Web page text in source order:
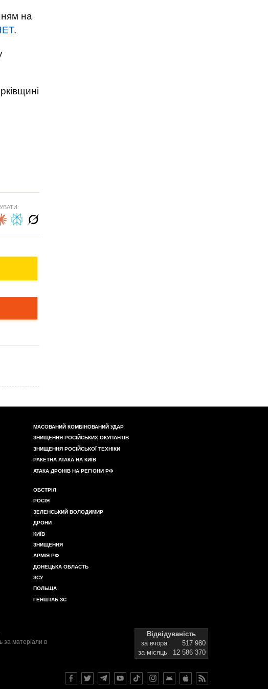
на
.
МАСОВАНИЙ КОМБІНОВАНИЙ УДАР
ЗНИЩЕННЯ РОСІЙСЬКИХ ОКУПАНТІВ
ЗНИЩЕННЯ РОСІЙСЬКОЇ ТЕХНІКИ
РАКЕТНА АТАКА НА КИЇВ
АТАКА ДРОНІВ НА РЕГІОНИ РФ
ОБСТРІЛ
РОСІЯ
ЗЕЛЕНСЬКИЙ ВОЛОДИМИР
ДРОНИ
КИЇВ
ЗНИЩЕННЯ
АРМІЯ РФ
ДОНЕЦЬКА ОБЛАСТЬ
ЗСУ
ПОЛЬЩА
ГЕНШТАБ ЗС
за матеріали в
Відвідуваність
за вчора
517 980
за місяць
12 586 370